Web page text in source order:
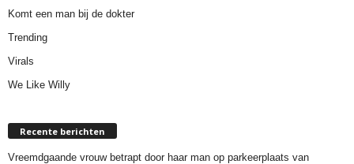
Komt een man bij de dokter
Trending
Virals
We Like Willy
Recente berichten
Vreemdgaande vrouw betrapt door haar man op parkeerplaats van